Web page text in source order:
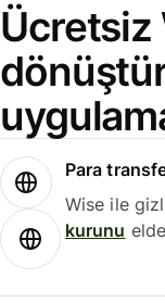
Ücretsiz
Para
Wise ile
kurunu